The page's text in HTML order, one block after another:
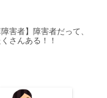
害者】障害者だって、
さんある！！